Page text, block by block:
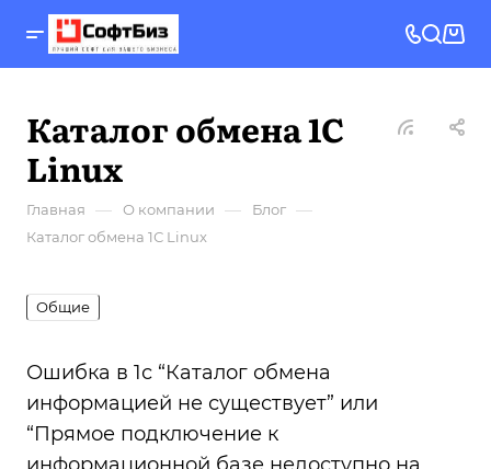
Каталог обмена 1С
Linux
Главная — О компании — Блог —
Каталог обмена 1С Linux
Общие
Ошибка в 1с “Каталог обмена
информацией не существует” или
“Прямое подключение к